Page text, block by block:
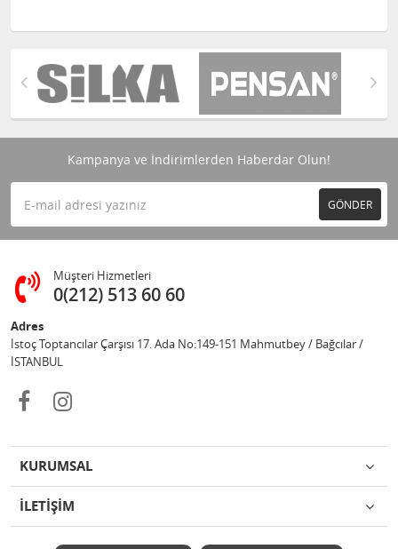
Kampanya ve İndirimlerden Haberdar Olun!
GÖNDER
Müşteri Hizmetleri
0(212) 513 60 60
Adres
İstoç Toptancılar Çarşısı 17. Ada No:149-151 Mahmutbey / Bağcılar /
İSTANBUL
KURUMSAL
İLETİŞİM